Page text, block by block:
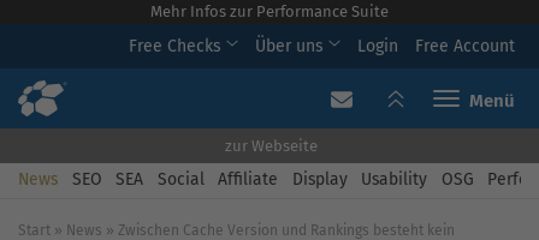
Mehr Infos zur Performance Suite
Free Checks Über uns Login Free Account
Toggle
zur Webseite
News SEO SEA Social Affiliate Display Usability OSG
Start » News » Zwischen Cache Version und Rankings besteht kein